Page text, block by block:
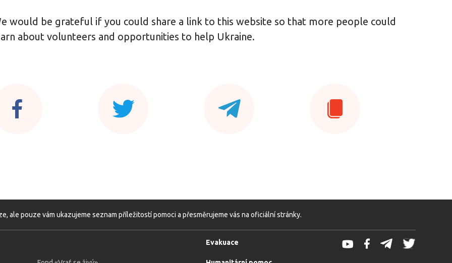
would be grateful if you could share a link to this website so that more people could
about volunteers and opportunities to help Ukraine.
ale pouze vám ukazujeme seznam příležitostí pomoci a přesměrujeme vás na oficiální stránky.
Evakuace